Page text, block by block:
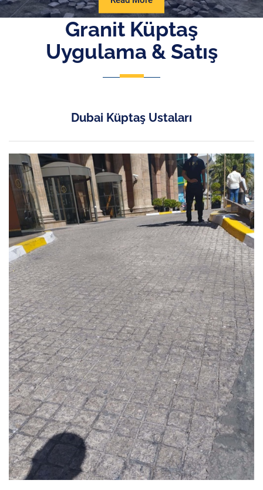
More
Granit Küptaş
Uygulama & Satış
Dubai Küptaş Ustaları